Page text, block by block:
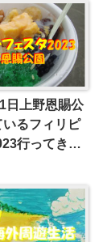
日上野恩賜公
いるフィリピ
行ってきま